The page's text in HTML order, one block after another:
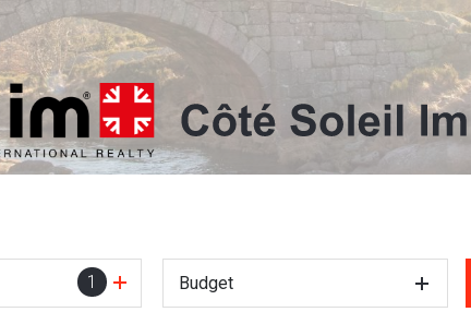
1 Budget